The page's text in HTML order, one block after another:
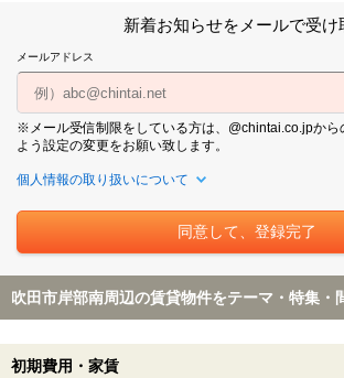
新着お知らせをメールで受け
メールアドレス
※メール受信制限をしている方は、@chintai.co.jpから
よう設定の変更をお願い致します。
個人情報の取り扱いについて
吹田市岸部南周辺の賃貸物件をテーマ・特集・
初期費用・家賃